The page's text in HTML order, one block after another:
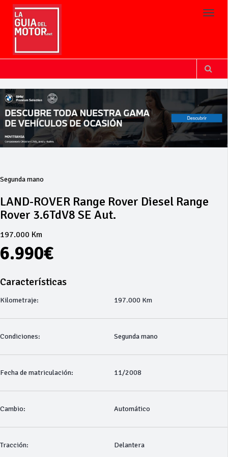
Segunda mano
LAND-ROVER Range Rover Diesel Range
Rover 3.6TdV8 SE Aut.
197.000 Km
6.990€
Características
Kilometraje: 197.000 Km
Condiciones: Segunda mano
Fecha de matriculación: 11/2008
Cambio: Automático
Tracción: Delantera